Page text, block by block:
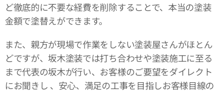
ど徹底的に不要な経費を削除することで、本当の塗装
金額で塗替えができます。
また、親方が現場で作業をしない塗装屋さんがほとん
どですが、坂木塗装では打ち合わせや塗装施工に至る
まで代表の坂木が行い、お客様のご要望をダイレクト
にお聞きし 、安心、満足の工事を目指しお客様目線の